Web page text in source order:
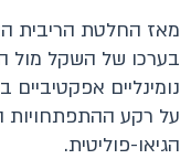
על רקע ההתפתחויות
הגיאו-פוליטית.